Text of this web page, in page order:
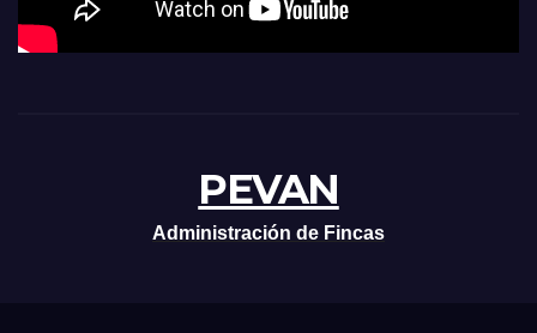
PEVAN
Administración de Fincas